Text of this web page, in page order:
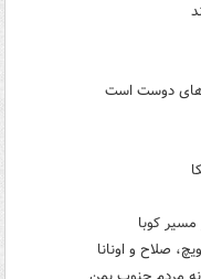
دوست است
کوبا
صلاح و اونانا